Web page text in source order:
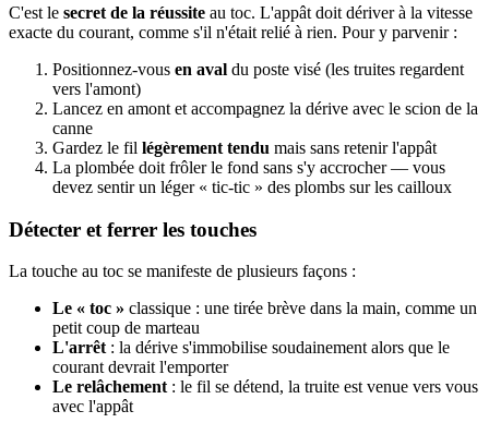
C'est le secret de la réussite au toc. L'appât doit dériver à la vitesse
exacte du courant, comme s'il n'était relié à rien. Pour y parvenir :
Positionnez-vous en aval du poste visé (les truites regardent
vers l'amont)
Lancez en amont et accompagnez la dérive avec le scion de la
canne
Gardez le fil légèrement tendu mais sans retenir l'appât
La plombée doit frôler le fond sans s'y accrocher — vous
devez sentir un léger « tic-tic » des plombs sur les cailloux
Détecter et ferrer les touches
La touche au toc se manifeste de plusieurs façons :
Le « toc » classique : une tirée brève dans la main, comme un
petit coup de marteau
L'arrêt : la dérive s'immobilise soudainement alors que le
courant devrait l'emporter
Le relâchement : le fil se détend, la truite est venue vers vous
avec l'appât